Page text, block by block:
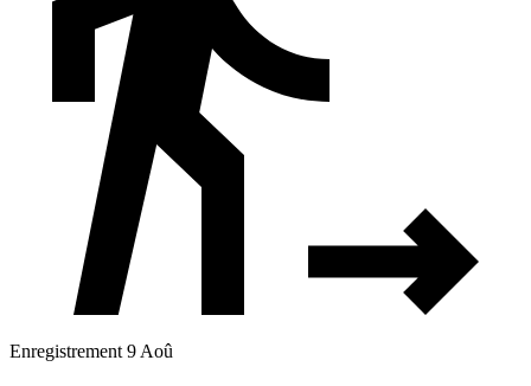
Enregistrement 9 Aoû